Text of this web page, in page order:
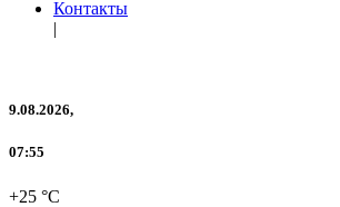
Контакты
|
9.08.2026,
07:55
+25 °C